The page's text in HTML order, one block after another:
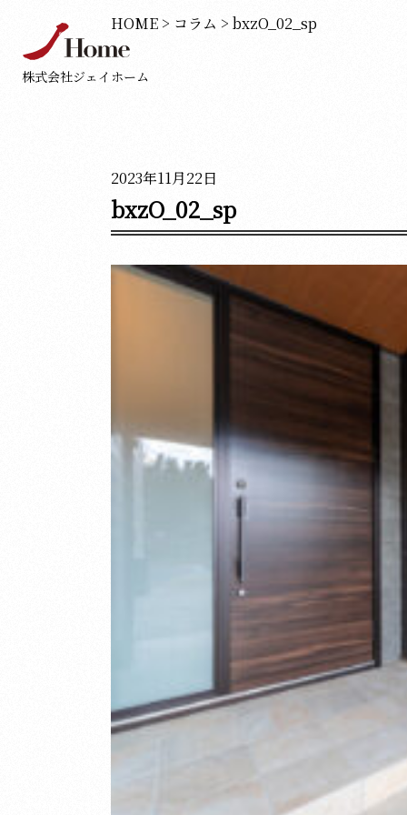
株式会社ジェイホーム
HOME > コラム > bxzO_02_sp
2023年11月22日
bxzO_02_sp